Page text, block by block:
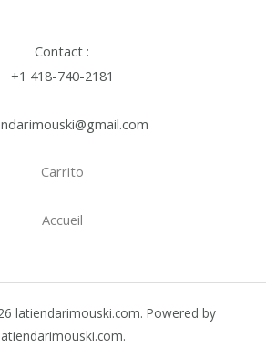
Contact :
+1 418-740-2181
Carrito
Accueil
latiendarimouski.com. Powered by